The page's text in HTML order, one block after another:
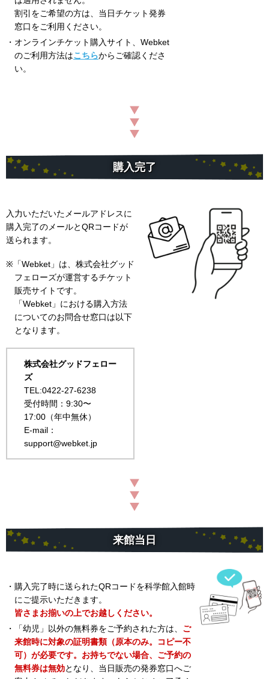
割引をご希望の方は、当日チケット発券
窓口をご利用ください。
・オンラインチケット購入サイト、Webket
のご利用方法はこちらからご確認くださ
い。
購入完了
入力いただいたメールアドレスに
購入完了のメールとQRコードが
送られます。
※「Webket」は、株式会社グッド
フェローズが運営するチケット
販売サイトです。
「Webket」における購入方法
についてのお問合せ窓口は以下
となります。
株式会社グッドフェロー
ズ
TEL:0422-27-6238
受付時間：9:30〜
17:00（年中無休）
E-mail：
support@webket.jp
来館当日
・購入完了時に送られたQRコードを科学館入館時
にご提示いただきます。
皆さまお揃いの上でお越しください。
・「幼児」以外の無料券をご予約された方は、 ご
来館時に対象の証明書類（原本のみ。コピー不
可）が必要です。お持ちでない場合、ご予約の
無料券は無効となり、当日販売の発券窓口へご